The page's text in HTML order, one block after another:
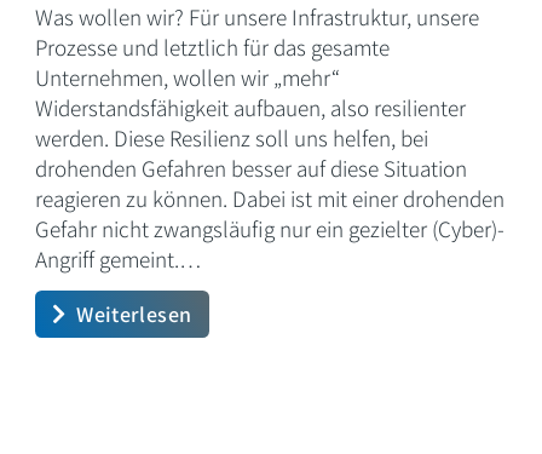
Was wollen wir? Für unsere Infrastruktur, unsere
Prozesse und letztlich für das gesamte
Unternehmen, wollen wir „mehr“
Widerstandsfähigkeit aufbauen, also resilienter
werden. Diese Resilienz soll uns helfen, bei
drohenden Gefahren besser auf diese Situation
reagieren zu können. Dabei ist mit einer drohenden
Gefahr nicht zwangsläufig nur ein gezielter (Cyber)-
Angriff gemeint.…
Weiterlesen